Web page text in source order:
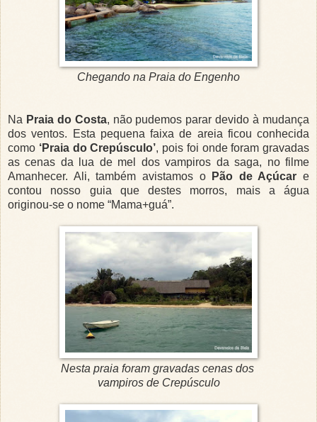
Chegando na Praia do Engenho
Na Praia do Costa, não pudemos parar devido à mudança
dos ventos. Esta pequena faixa de areia ficou conhecida
como ‘Praia do Crepúsculo’, pois foi onde foram gravadas
as cenas da lua de mel dos vampiros da saga, no filme
Amanhecer. Ali, também avistamos o
Pão de Açúcar e
contou nosso guia que destes morros, mais a água
originou-se o nome “Mama+guá”.
Nesta praia foram gravadas cenas dos
vampiros de Crepúsculo